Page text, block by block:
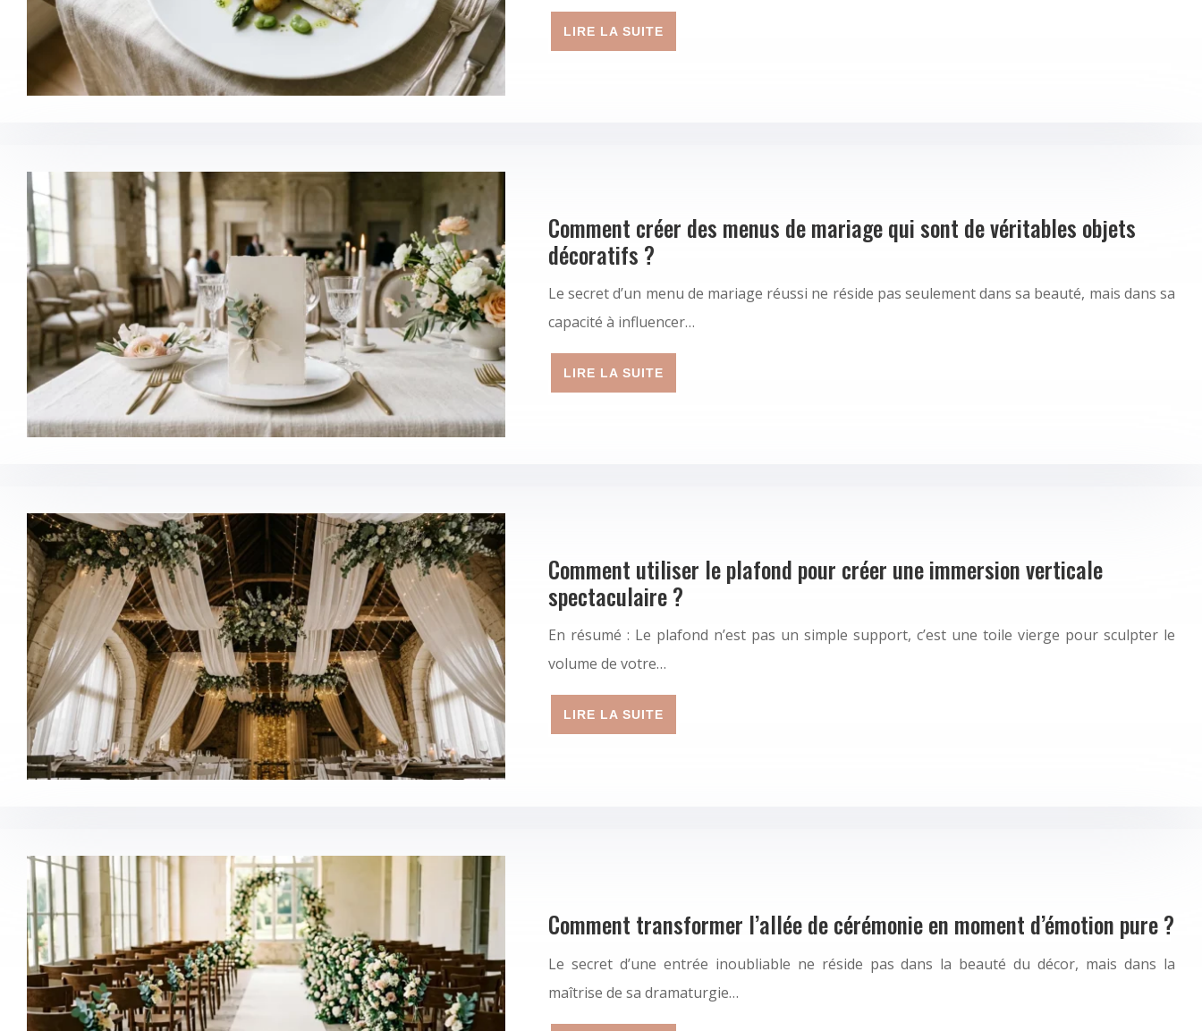
LIRE LA SUITE
Comment créer des menus de mariage qui sont de véritables objets
décoratifs ?
Le secret d’un menu de mariage réussi ne réside pas seulement dans sa beauté, mais dans sa
capacité à influencer…
LIRE LA SUITE
Comment utiliser le plafond pour créer une immersion verticale
spectaculaire ?
En résumé : Le plafond n’est pas un simple support, c’est une toile vierge pour sculpter le
volume de votre…
LIRE LA SUITE
Comment transformer l’allée de cérémonie en moment d’émotion pure ?
Le secret d’une entrée inoubliable ne réside pas dans la beauté du décor, mais dans la
maîtrise de sa dramaturgie…